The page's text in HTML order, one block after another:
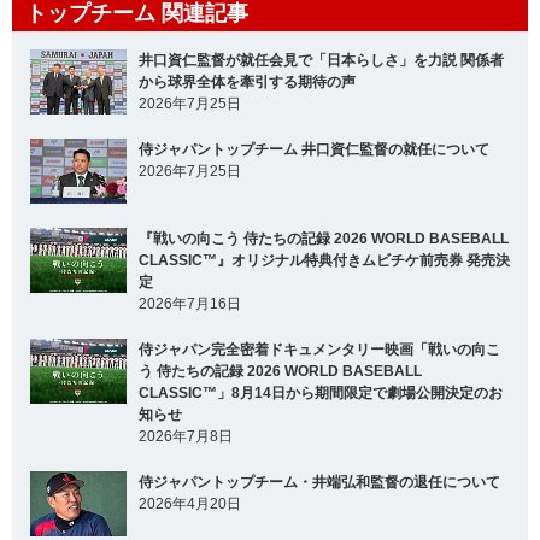
トップチーム 関連記事
井口資仁監督が就任会見で「日本らしさ」を力説 関係者
から球界全体を牽引する期待の声
2026年7月25日
侍ジャパントップチーム 井口資仁監督の就任について
2026年7月25日
『戦いの向こう 侍たちの記録 2026 WORLD BASEBALL
CLASSIC™』オリジナル特典付きムビチケ前売券 発売決
定
2026年7月16日
侍ジャパン完全密着ドキュメンタリー映画「戦いの向こ
う 侍たちの記録 2026 WORLD BASEBALL
CLASSIC™」8月14日から期間限定で劇場公開決定のお
知らせ
2026年7月8日
侍ジャパントップチーム・井端弘和監督の退任について
2026年4月20日